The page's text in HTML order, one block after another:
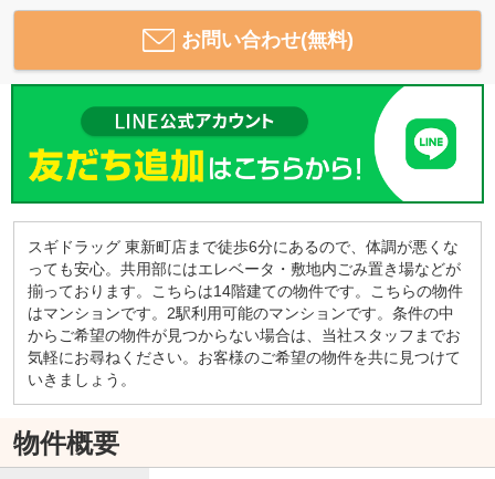
お問い合わせ(無料)
スギドラッグ 東新町店まで徒歩6分にあるので、体調が悪くな
っても安心。共用部にはエレベータ・敷地内ごみ置き場などが
揃っております。こちらは14階建ての物件です。こちらの物件
はマンションです。2駅利用可能のマンションです。条件の中
からご希望の物件が見つからない場合は、当社スタッフまでお
気軽にお尋ねください。お客様のご希望の物件を共に見つけて
いきましょう。
物件概要